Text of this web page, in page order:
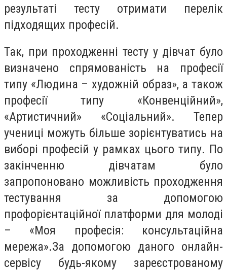
результаті тесту отримати перелік
підходящих професій.
Так, при проходженні тесту у дівчат було
визначено спрямованість на професії
типу «Людина – художній образ», а також
професії типу «Конвенційний»,
«Артистичний» «Соціальний». Тепер
учениці можуть більше зорієнтуватись на
виборі професій у рамках цього типу. По
закінченню дівчатам було
запропоновано можливість проходження
тестування за допомогою
профорієнтаційної платформи для молоді
– «Моя професія: консультаційна
мережа».За допомогою даного онлайн-
сервісу будь-якому зареєстрованому